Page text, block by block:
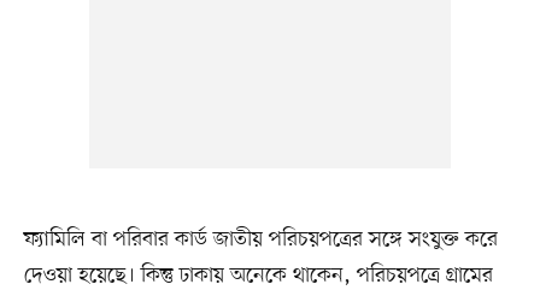
ফ্যামিলি বা পরিবার কার্ড জাতীয় পরিচয়পত্রের সঙ্গে সংযুক্ত করে
দেওয়া হয়েছে। কিন্তু ঢাকায় অনেকে থাকেন, পরিচয়পত্রে গ্রামের